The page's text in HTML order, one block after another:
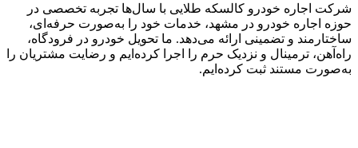
شرکت اجاره خودرو کالسکه طلایی با سال‌ها تجربه تخصصی در
حوزه اجاره خودرو در مشهد، خدمات خود را به‌صورت حرفه‌ای،
ساختارمند و تضمینی ارائه می‌دهد. ما تحویل خودرو در فرودگاه،
راه‌آهن، ترمینال و نزدیک حرم را اجرا کرده‌ایم و رضایت مشتریان را
به‌صورت مستند ثبت کرده‌ایم.